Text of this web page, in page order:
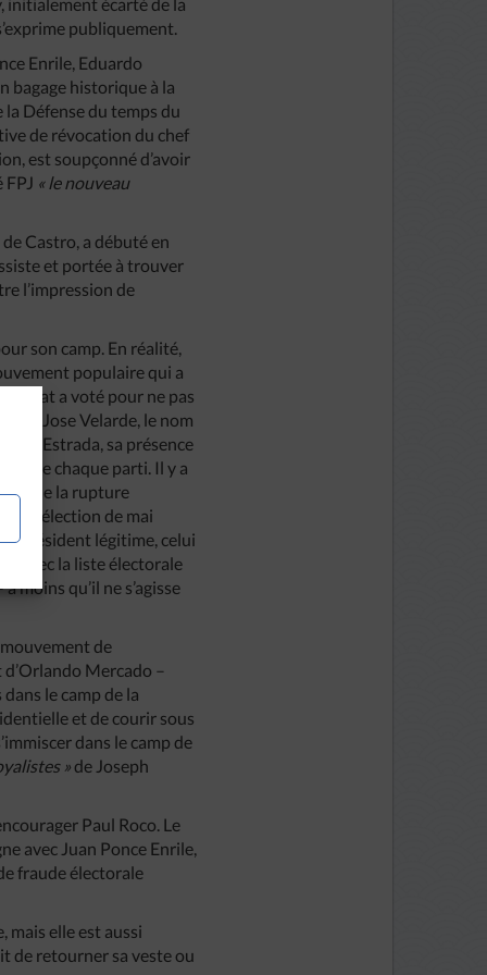
publiquement.
Enrile, Eduardo
bagage historique à la
Défense du temps du
de révocation du chef
est soupçonné d’avoir
FPJ « le nouveau
Castro, a débuté en
et portée à trouver
l’impression de
son camp. En réalité,
populaire qui a
Sénat a voté pour ne pas
de Jose Velarde, le nom
d’Estrada, sa présence
de chaque parti. Il y a
de la rupture
l’élection de mai
président légitime, celui
avec la liste électorale
moins qu’il ne s’agisse
de
Mercado –
le camp de la
et de courir sous
dans le camp de
» de Joseph
Paul Roco. Le
avec Juan Ponce Enrile,
fraude électorale
mais elle est aussi
de retourner sa veste ou